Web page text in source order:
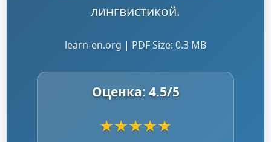
лингвистикой.
learn-en.org | PDF Size: 0.3 MB
Оценка: 4.5/5
★★★★★